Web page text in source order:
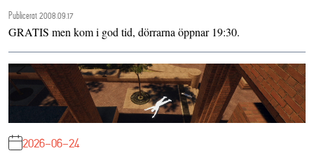
Publicerat 2008.09.17
GRATIS men kom i god tid, dörrarna öppnar 19:30.
2026-06-24